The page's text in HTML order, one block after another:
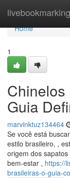
livebookmarking
Home
Home
1
Chinelos
Guia
marvinktuz134464
Se você está
estilo brasileiro, ,
origem dos
bem-estar , https://
brasileiras-o-guia-